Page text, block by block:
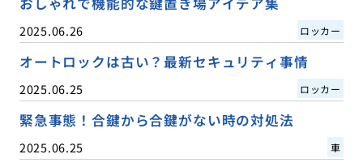
2025.06.26 ロッカー
オートロックは古い？最新セキュリティ事情
2025.06.25 ロッカー
緊急事態！合鍵から合鍵がない時の対処法
2025.06.25 車